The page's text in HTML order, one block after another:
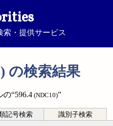
索・提供サービス
の検索結果
“596.4 (NDC10)”
記号検索 識別子検索